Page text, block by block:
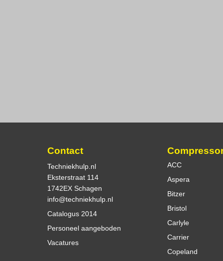
Contact
Techniekhulp.nl
Eksterstraat 114
1742EX Schagen
info@techniekhulp.nl
Catalogus 2014
Personeel aangeboden
Vacatures
ACC
Aspera
Bitzer
Bristol
Carlyle
Carrier
Copeland